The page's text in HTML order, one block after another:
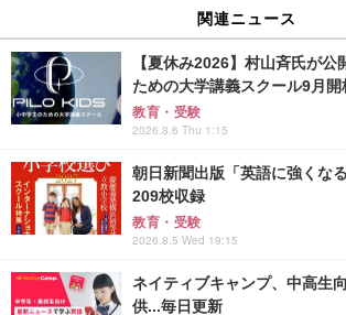
関連ニュース
【夏休み2026】村山斉氏が
ための大学講義スクール9月開
教育・受験
2026.8.6 Thu 1:15
朝日新聞出版「英語に強くな
209校収録
教育・受験
2026.8.5 Wed 19:15
ネイティブキャンプ、中高生
供...毎日更新